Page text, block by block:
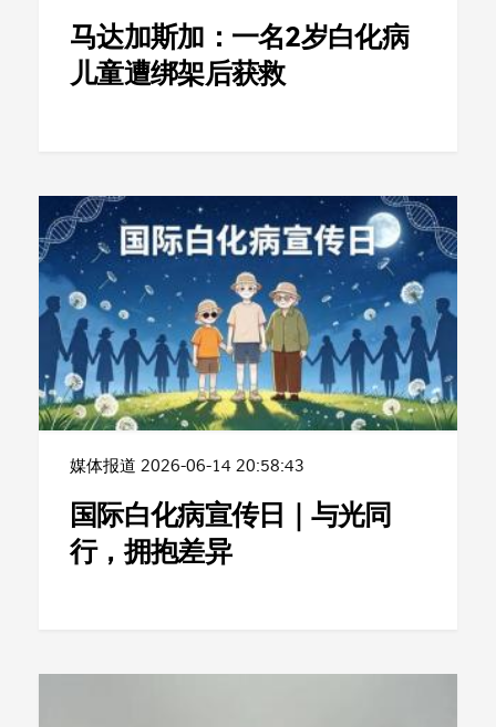
马达加斯加：一名2岁白化病
儿童遭绑架后获救
媒体报道 2026-06-14 20:58:43
国际白化病宣传日｜与光同
行，拥抱差异